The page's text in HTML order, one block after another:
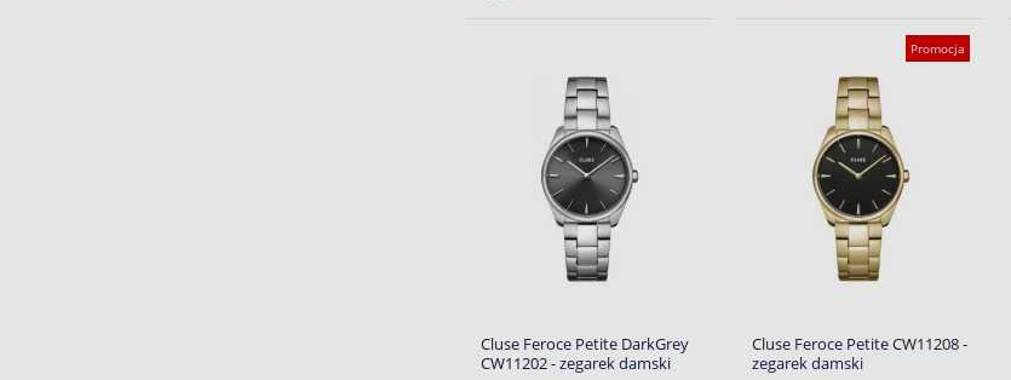
Cluse Feroce Petite DarkGrey
CW11202 - zegarek damski
Promocja
Cluse Feroce Petite CW11208 -
zegarek damski